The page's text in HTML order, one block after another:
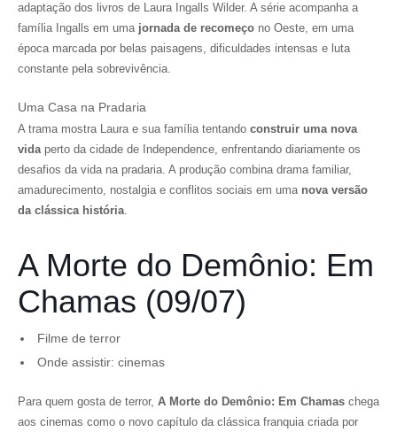
adaptação dos livros de Laura Ingalls Wilder. A série acompanha a
família Ingalls em uma jornada de recomeço no Oeste, em uma
época marcada por belas paisagens, dificuldades intensas e luta
constante pela sobrevivência.
Uma Casa na Pradaria
A trama mostra Laura e sua família tentando construir uma nova
vidaperto da cidade de Independence, enfrentando diariamente os
desafios da vida na pradaria. A produção combina drama familiar,
amadurecimento, nostalgia e conflitos sociais em uma nova versão
da clássica história.
A Morte do Demônio: Em
Chamas (09/07)
Filme de terror
Onde assistir: cinemas
Para quem gosta de terror, A Morte do Demônio: Em Chamas chega
aos cinemas como o novo capítulo da clássica franquia criada por